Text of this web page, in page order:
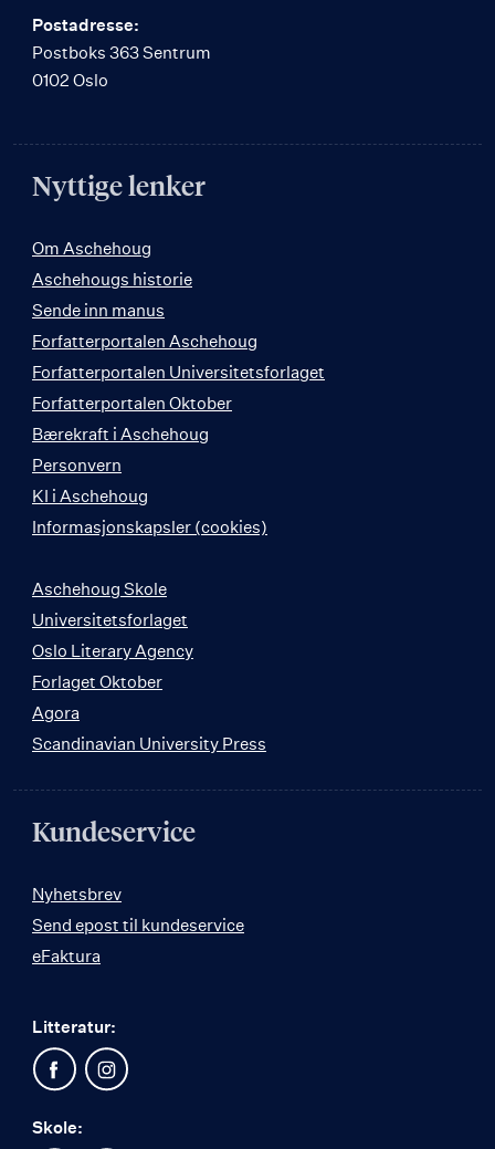
Postadresse:
Postboks 363 Sentrum
0102 Oslo
Nyttige lenker
Om Aschehoug
Aschehougs historie
Sende inn manus
Forfatterportalen Aschehoug
Forfatterportalen Universitetsforlaget
Forfatterportalen Oktober
Bærekraft i Aschehoug
Personvern
KI i Aschehoug
Informasjonskapsler (cookies)
Aschehoug Skole
Universitetsforlaget
Oslo Literary Agency
Forlaget Oktober
Agora
Scandinavian University Press
Kundeservice
Nyhetsbrev
Send epost til kundeservice
eFaktura
Litteratur:
Skole: